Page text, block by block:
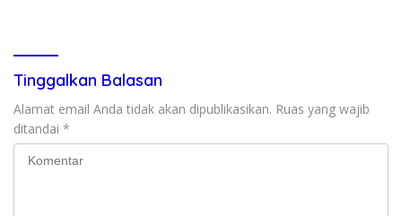
Tinggalkan Balasan
Alamat email Anda tidak akan dipublikasikan. Ruas yang wajib
ditandai *